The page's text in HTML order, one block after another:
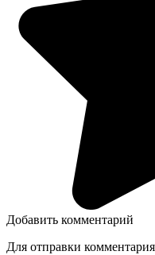
Добавить комментарий
Для отправки